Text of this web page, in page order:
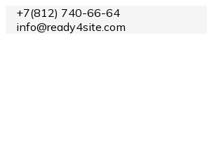
+7(812) 740-66-64
info@ready4site.com